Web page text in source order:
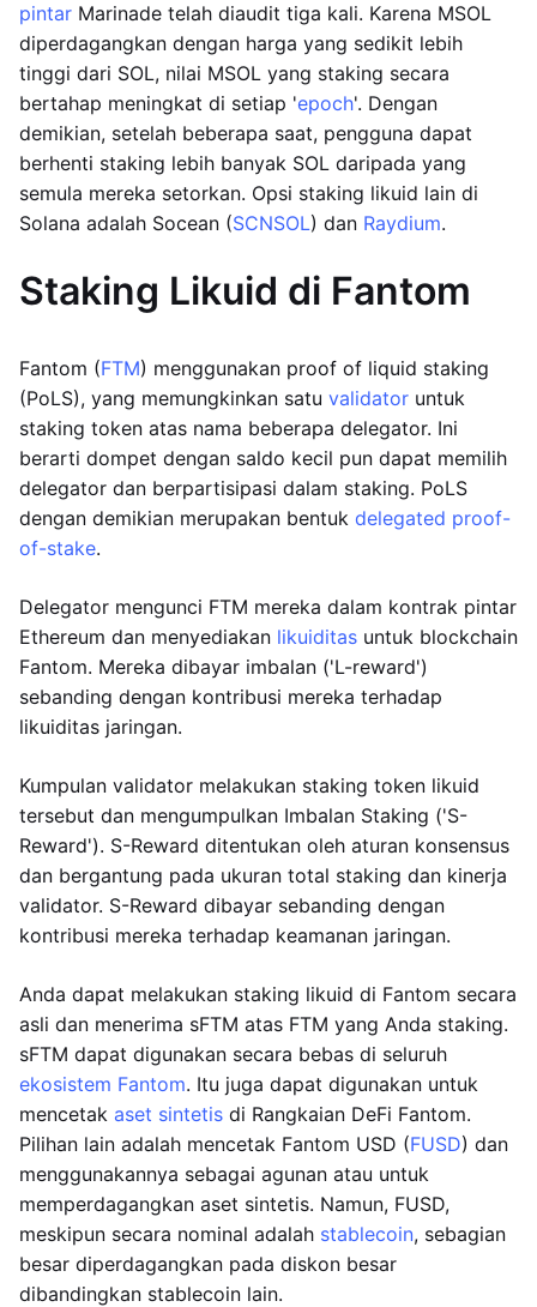
pintar Marinade telah diaudit tiga kali. Karena MSOL
diperdagangkan dengan harga yang sedikit lebih
tinggi dari SOL, nilai MSOL yang staking secara
bertahap meningkat di setiap 'epoch'. Dengan
demikian, setelah beberapa saat, pengguna dapat
berhenti staking lebih banyak SOL daripada yang
semula mereka setorkan. Opsi staking likuid lain di
Solana adalah Socean (SCNSOL) dan Raydium.
Staking Likuid di Fantom
Fantom (FTM) menggunakan proof of liquid staking
(PoLS), yang memungkinkan satu validator untuk
staking token atas nama beberapa delegator. Ini
berarti dompet dengan saldo kecil pun dapat memilih
delegator dan berpartisipasi dalam staking. PoLS
dengan demikian merupakan bentuk delegated proof-
of-stake.
Delegator mengunci FTM mereka dalam kontrak pintar
Ethereum dan menyediakan likuiditas untuk blockchain
Fantom. Mereka dibayar imbalan ('L-reward')
sebanding dengan kontribusi mereka terhadap
likuiditas jaringan.
Kumpulan validator melakukan staking token likuid
tersebut dan mengumpulkan Imbalan Staking ('S-
Reward'). S-Reward ditentukan oleh aturan konsensus
dan bergantung pada ukuran total staking dan kinerja
validator. S-Reward dibayar sebanding dengan
kontribusi mereka terhadap keamanan jaringan.
Anda dapat melakukan staking likuid di Fantom secara
asli dan menerima sFTM atas FTM yang Anda staking.
sFTM dapat digunakan secara bebas di seluruh
ekosistem Fantom. Itu juga dapat digunakan untuk
mencetak aset sintetis di Rangkaian DeFi Fantom.
Pilihan lain adalah mencetak Fantom USD (FUSD) dan
menggunakannya sebagai agunan atau untuk
memperdagangkan aset sintetis. Namun, FUSD,
meskipun secara nominal adalah stablecoin, sebagian
besar diperdagangkan pada diskon besar
dibandingkan stablecoin lain.